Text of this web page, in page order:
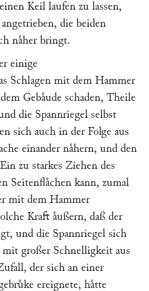
Keil laufen zu lassen,
die beiden
naͤher bringt.
einige
Schlagen mit dem Hammer
Gebaͤude schaden, Theile
die Spannriegel selbst
sich auch in der Folge aus
einander naͤhern, und den
zu starkes Ziehen des
Seitenflaͤchen kann, zumal
mit dem Hammer
Kraft aͤußern, daß der
und die Spannriegel sich
großer Schnelligkeit aus
der sich an einer
ereignete, haͤtte